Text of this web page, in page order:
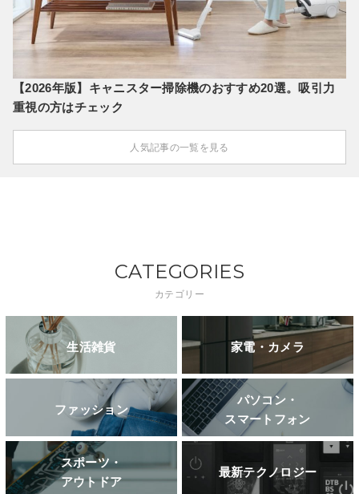
【2026年版】キャニスター掃除機のおすすめ20選。吸引力
重視の方はチェック
人気記事の一覧を見る
CATEGORIES
カテゴリー
生活雑貨 家電・カメラ
ファッション
パソコン・
スマートフォン
スポーツ・
アウトドア
最新テクノロジー